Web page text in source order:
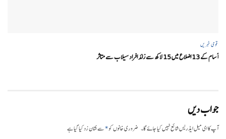
قومی خبریں
آسام کے 13 اضلاع میں 15 لاکھ سے زائد افراد سیلاب سے متاثر
جواب دیں
آپ کا ای میل ایڈریس شائع نہیں کیا جائے گا۔ ضروری خانوں کو*سے نشان زد کیا گیا ہے